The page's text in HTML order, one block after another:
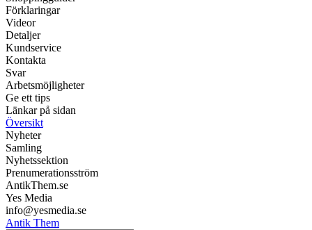
Förklaringar
Videor
Detaljer
Kundservice
Kontakta
Svar
Arbetsmöjligheter
Ge ett tips
Länkar på sidan
Översikt
Nyheter
Samling
Nyhetssektion
Prenumerationsström
AntikThem.se
Yes Media
info@yesmedia.se
Antik Them